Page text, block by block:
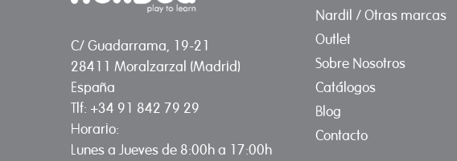
C/ Guadarrama, 19-21
28411 Moralzarzal (Madrid)
España
Tlf: +34 91 842 79 29
Horario:
Lunes a Jueves de 8:00h a 17:00h
Nardil / Otras marcas
Outlet
Sobre Nosotros
Catálogos
Blog
Contacto